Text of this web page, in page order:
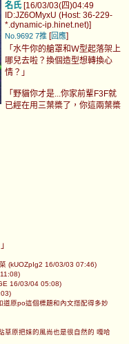
名氏 [16/03/03(四)04:49
ID:JZ6OMyxU (Host: 36-229-
*.dynamic-ip.hinet.net)]
No.9692 7推 [回應]
「水牛你的艙罩和Ｗ型起落架上
哪兒去啦？換個造型想轉換心
情？」
「野貓你才是...你家前輩F3F就
已經在用三葉槳了，你這兩葉槳
(kUOZpIg2 16/03/03 07:46)
16/03/04 05:08)
原po這個標題和內文搭配得多妙
原把妹的風尚也是很自然的 嘎哈